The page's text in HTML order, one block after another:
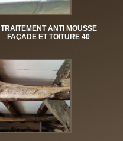
TRAITEMENT ANTI MOUSSE
FAÇADE ET TOITURE 40